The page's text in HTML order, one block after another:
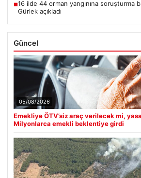
■16 ilde 44 orman yangınına soruşturma
Gürlek açıkladı
Güncel
05/08/2026
Emekliye ÖTV’siz araç verilecek mi,
Milyonlarca emekli beklentiye girdi